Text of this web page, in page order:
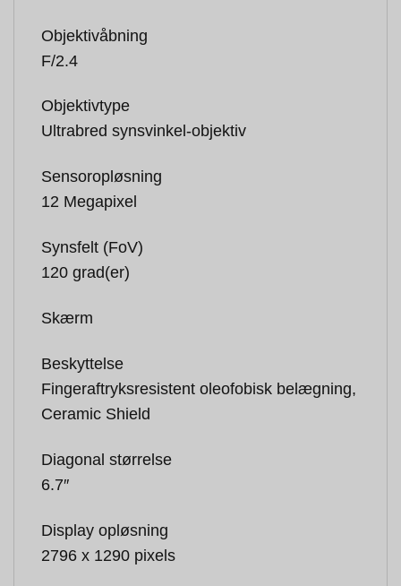
Objektivåbning
F/2.4
Objektivtype
Ultrabred synsvinkel-objektiv
Sensoropløsning
12 Megapixel
Synsfelt (FoV)
120 grad(er)
Skærm
Beskyttelse
Fingeraftryksresistent oleofobisk belægning,
Ceramic Shield
Diagonal størrelse
6.7″
Display opløsning
2796 x 1290 pixels